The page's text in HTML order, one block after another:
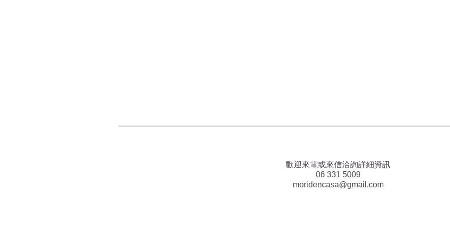
歡迎來電或來信洽詢詳細資訊
06 331 5009
moridencasa@gmail.com